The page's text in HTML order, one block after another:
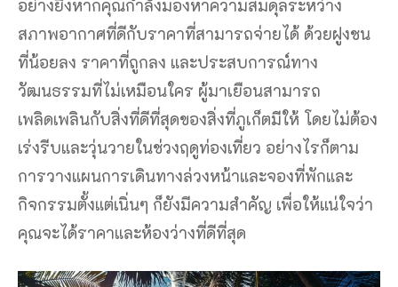
กิจกรรมตั้งแต่เนิ่นๆ ก็ยังมีความสำคัญ เพื่อให้แน่ใจว่า
คุณจะได้ราคาและห้องว่างที่ดีที่สุด